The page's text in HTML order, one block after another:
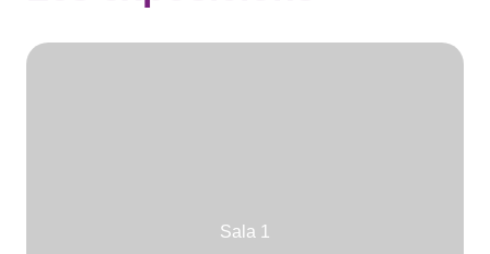
Sala 1
Sala 3